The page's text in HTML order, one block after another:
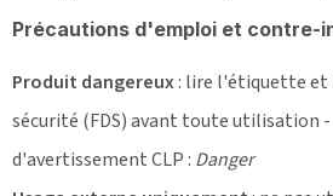
Précautions d'emploi et contre-
Produit dangereux: lire l'étiquette et
sécurité (FDS) avant toute utilisation
d'avertissement CLP : Danger